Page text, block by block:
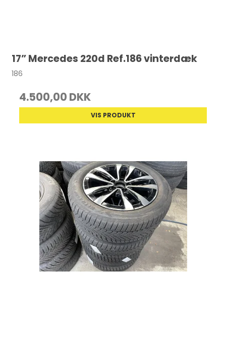
17” Mercedes 220d Ref.186 vinterdæk
186
4.500,00 DKK
VIS PRODUKT